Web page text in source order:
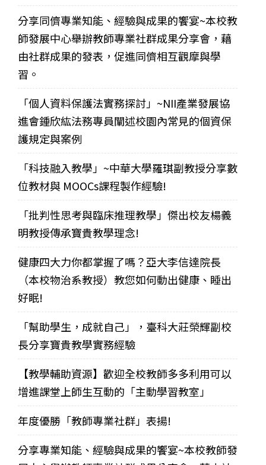
分享同儕專業知能、經驗與成果的饗宴~本校教
師發展中心舉辦教師專業社群成果分享會，藉
由社群成果的發表，促進同儕相互觀摩與學
習。
「個人資料保護法實務探討」~NII產業發展協
進會鍾欣紘法務專員闡述校園內常見的個資保
護規定與案例
「科技融入教學」~中華大學羅琪副教授分享數
位教材與 MOOCs課程製作經驗!
「批判性思考與臨床推理教學」傑出校友楊義
明教授傳承寶貴教學理念!
健康四大力你都掌握了嗎？亞大李信達院長
（本校物治系教授）教您如何動出健康、睡出
好眠!
「幫助學生，成就自己」，臺科大莊榮輝副校
長分享寶貴教學實務經驗
【教學輔助資源】歡迎全校教師多多利用可以
增進課堂上師生互動的「主動學習教室」
年度優勝「教師專業社群」表揚!
分享專業知能、經驗與成果的饗宴~本校教師發